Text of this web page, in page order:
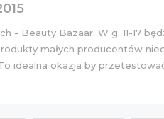
- Beauty Bazaar. W g. 11-17
małych producentów
idealna okazja by